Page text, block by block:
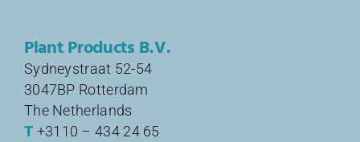
Plant Products B.V.
Sydneystraat 52-54
3047BP Rotterdam
The Netherlands
T +3110 – 434 24 65